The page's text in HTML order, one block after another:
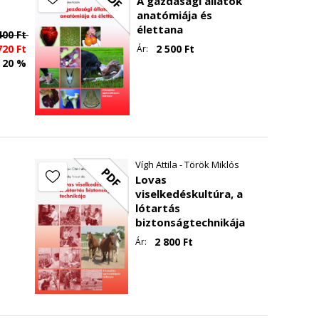
Ft
Ft
20 %
anatómiája és
élettana
Ár: 2 500Ft
PDF Vígh Attila - Török Miklós
Lovas
viselkedéskultúra, a
lótartás
biztonságtechnikája
Ár: 2 800 Ft